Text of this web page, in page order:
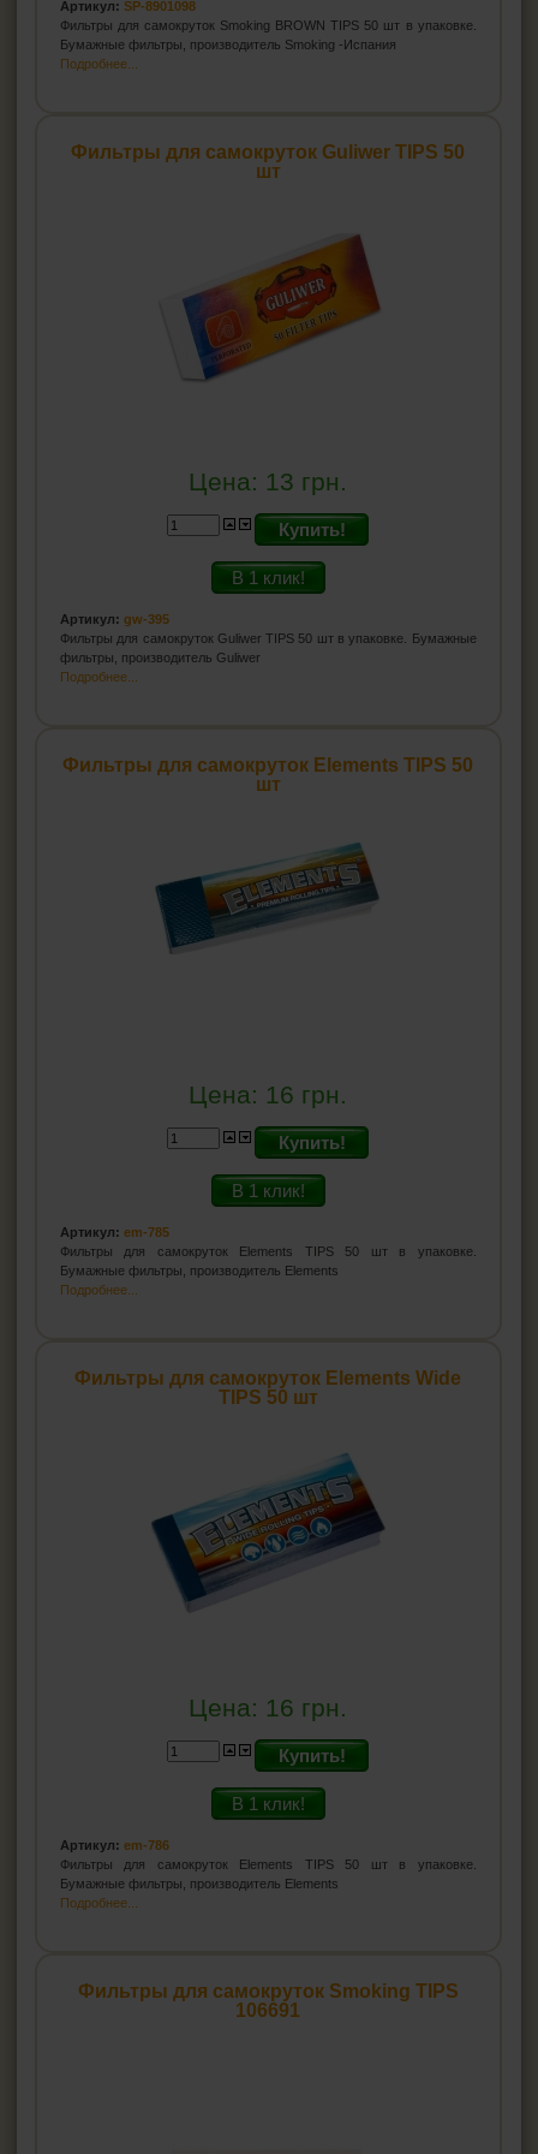
Артикул: SP-8901098
Фильтры для самокруток Smoking BROWN TIPS 50 шт в упаковке.
Бумажные фильтры, производитель Smoking -Испания
Подробнее...
Фильтры для самокруток Guliwer TIPS 50
шт
Цена: 13 грн.
Купить!
В 1 клик!
Артикул: gw-395
Фильтры для самокруток Guliwer TIPS 50 шт в упаковке. Бумажные
фильтры, производитель Guliwer
Подробнее...
Фильтры для самокруток Elements TIPS 50
шт
Цена: 16 грн.
Купить!
В 1 клик!
Артикул: em-785
Фильтры для самокруток Elements TIPS 50 шт в упаковке.
Бумажные фильтры, производитель Elements
Подробнее...
Фильтры для самокруток Elements Wide
TIPS 50 шт
Цена: 16 грн.
Купить!
В 1 клик!
Артикул: em-786
Фильтры для самокруток Elements TIPS 50 шт в упаковке.
Бумажные фильтры, производитель Elements
Подробнее...
Фильтры для самокруток Smoking TIPS
106691
HEADSHOP (ХЭДШОП)